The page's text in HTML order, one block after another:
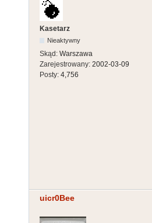
Kasetarz
Nieaktywny
Skąd: Warszawa
Zarejestrowany: 2002-03-09
Posty: 4,756
uicr0Bee